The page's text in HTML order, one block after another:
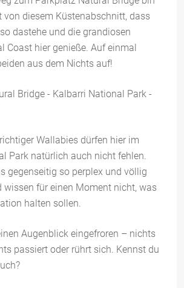
von diesem Küstenabschnitt, dass
dastehe und die grandiosen
Coast hier genieße. Auf einmal
aus dem Nichts auf!
Wallabies dürfen hier im
Park natürlich auch nicht fehlen.
gegenseitig so perplex und völlig
wissen für einen Moment nicht, was
halten sollen.
Augenblick eingefroren – nichts
passiert oder rührt sich. Kennst du